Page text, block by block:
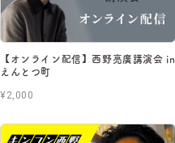
【オンライン配信】西野亮廣講演会 in
えんとつ町
¥2,000